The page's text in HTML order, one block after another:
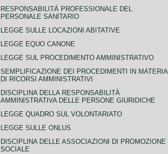
RESPONSABILITÀ PROFESSIONALE DEL
PERSONALE SANITARIO
LEGGE SULLE LOCAZIONI ABITATIVE
LEGGE EQUO CANONE
LEGGE SUL PROCEDIMENTO AMMINISTRATIVO
SEMPLIFICAZIONE DEI PROCEDIMENTI IN MATERIA
DI RICORSI AMMINISTRATIVI
DISCIPLINA DELLA RESPONSABILITÀ
AMMINISTRATIVA DELLE PERSONE GIURIDICHE
LEGGE QUADRO SUL VOLONTARIATO
LEGGE SULLE ONLUS
DISCIPLINA DELLE ASSOCIAZIONI DI PROMOZIONE
SOCIALE